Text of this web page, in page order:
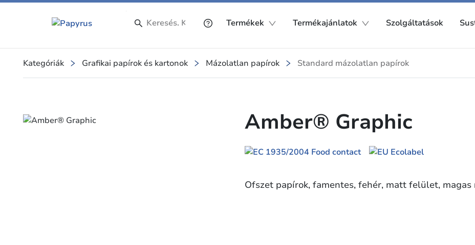
Termékek Termékajánlatok Szolgáltatások
Kategóriák Grafikai papírok és kartonok Mázolatlan papírok Standard mázolatlan papírok
Slide 1 of 1 Amber® Graphic
Ofszet papírok, famentes, fehér, matt felület, magas